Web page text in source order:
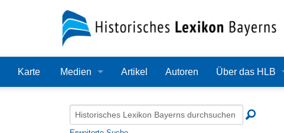
Karte Medien
Audio
Artikel Autoren Über das HLB
Redaktion